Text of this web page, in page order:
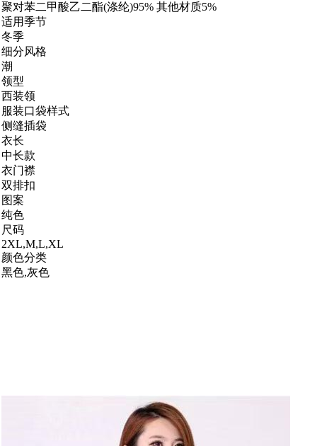
聚对苯二甲酸乙二酯(涤纶)95% 其他材质5%
适用季节
冬季
细分风格
潮
领型
西装领
服装口袋样式
侧缝插袋
衣长
中长款
衣门襟
双排扣
图案
纯色
尺码
2XL,M,L,XL
颜色分类
黑色,灰色